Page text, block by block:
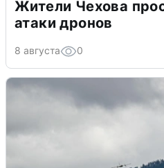
Жители Чехова
атаки дронов
8 августа 0